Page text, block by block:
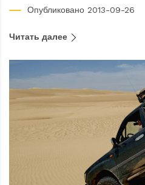
Опубликовано 2013-09-26
Читать далее